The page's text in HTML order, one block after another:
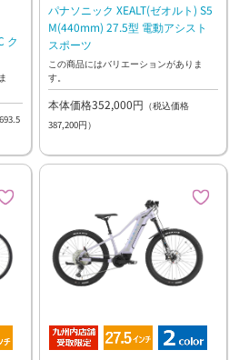
ク
パナソニック XEALT(ゼオルト) S5
M(440mm) 27.5型 電動アシスト
スポーツ
この商品にはバリエーションがありま
す。
本体価格352,000円 （税込価格
387,200円）